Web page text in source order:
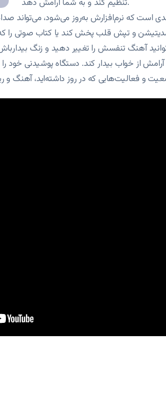
تنظیم کند و به شما آرامش دهد.
که نرم‌افزارش به‌روز می‌شود، می‌تواند
آهنگ تنفسش را تغییر دهید و زنگ
از خواب بیدار کند. دستگاه پوشیدنی خود